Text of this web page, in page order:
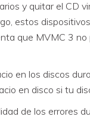
VER TODAS LAS
y quitar el CD
estos
que MVMC 3
en los discos
en disco si tu
de los errores